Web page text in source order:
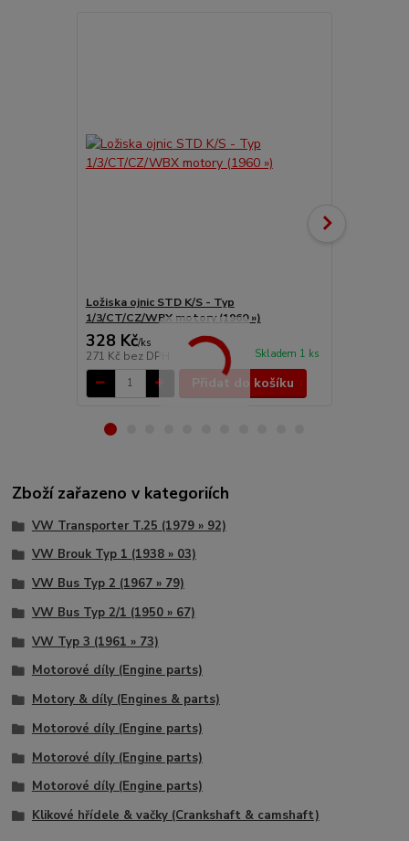
Ložiska ojnic STD K/S - Typ
1/3/CT/CZ/WBX motory (1960 »)
328 Kč/ks
271 Kč bez DPH Skladem 1 ks
Přidat do košíku
Zboží zařazeno v kategoriích
VW Transporter T.25 (1979 » 92)
VW Brouk Typ 1 (1938 » 03)
VW Bus Typ 2 (1967 » 79)
VW Bus Typ 2/1 (1950 » 67)
VW Typ 3 (1961 » 73)
Motorové díly (Engine parts)
Motory & díly (Engines & parts)
Motorové díly (Engine parts)
Motorové díly (Engine parts)
Motorové díly (Engine parts)
Klikové hřídele & vačky (Crankshaft & camshaft)